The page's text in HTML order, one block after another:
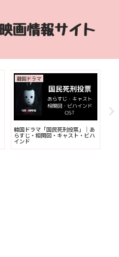
韓国ドラマ
韓国ドラマ「国民死刑投票」｜あ
らすじ・相関図・キャスト・ビハ
インド